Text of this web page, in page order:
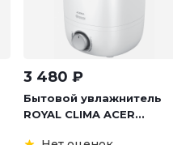
3 480 ₽
Бытовой увлажнитель
ROYAL CLIMA ACER...